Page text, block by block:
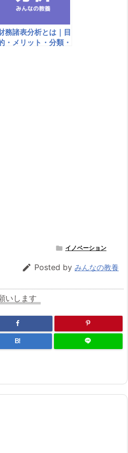
務諸表分析とは｜目
・メリット・分類・
 イノベーション
 Posted by みんなの教養
いします
B!